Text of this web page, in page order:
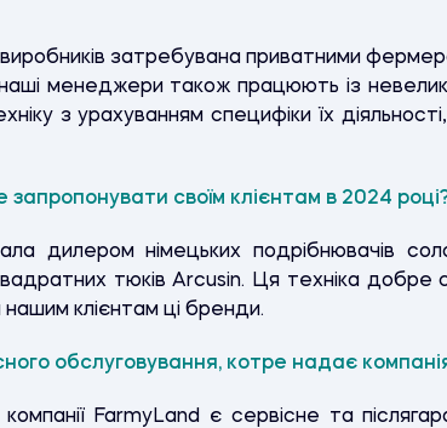
виробників затребувана приватними
менеджери також працюють із
з урахуванням специфіки їх
запропонувати своїм клієнтам в 2024
дилером німецьких подрібнювачів
тюків Arcusin. Ця техніка
клієнтам ці бренди.
обслуговування, котре надає
FarmyLand є сервісне та